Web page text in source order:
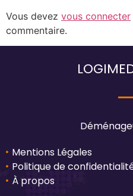
Vous devez vous connecter
commentaire.
Mentions Légales
Politique de
À propos